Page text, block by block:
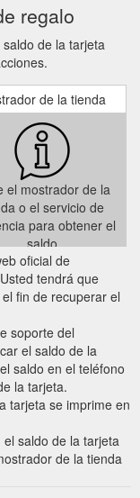
regalo
de la tarjeta
de la tienda
el mostrador de la
o el servicio de
para obtener el
saldo
oficial de
tendrá que
fin de recuperar el
soporte del
el saldo de la
saldo en el teléfono
la tarjeta.
tarjeta se imprime en
saldo de la tarjeta
de la tienda